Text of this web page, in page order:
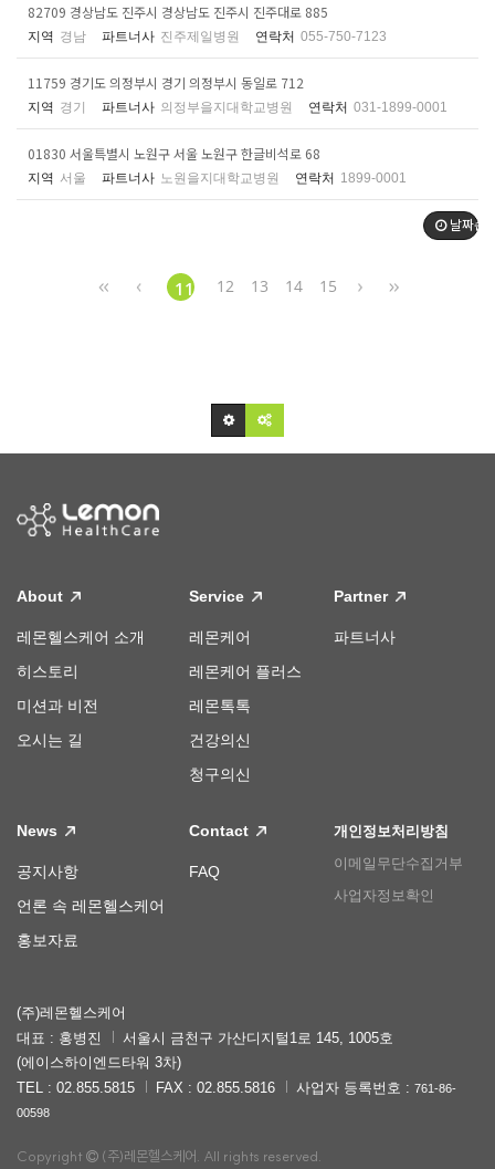
82709 경상남도 진주시 경상남도 진주시 진주대로 885
지역 경남 파트너사 진주제일병원 연락처 055-750-7123
11759 경기도 의정부시 경기 의정부시 동일로 712
지역 경기 파트너사 의정부을지대학교병원 연락처 031-1899-0001
01830 서울특별시 노원구 서울 노원구 한글비석로 68
지역 서울 파트너사 노원을지대학교병원 연락처 1899-0001
날짜순
11 12 13 14 15
About
레몬헬스케어 소개
히스토리
미션과 비전
오시는 길
Service
레몬케어
레몬케어 플러스
레몬톡톡
건강의신
청구의신
Partner
파트너사
News
공지사항
언론 속 레몬헬스케어
홍보자료
Contact
FAQ
개인정보처리방침
이메일무단수집거부
사업자정보확인
(주)레몬헬스케어
대표 : 홍병진
서울시 금천구 가산디지털1로 145, 1005호
(에이스하이엔드타워 3차)
TEL : 02.855.5815
FAX : 02.855.5816 사업자 등록번호 : 761-86-
00598
Copyright (주)레몬헬스케어. All rights reserved.